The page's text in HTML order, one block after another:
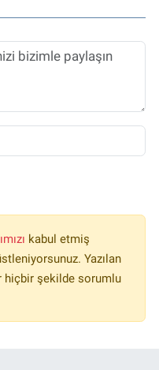
kabul etmiş
Yazılan
hiçbir şekilde sorumlu